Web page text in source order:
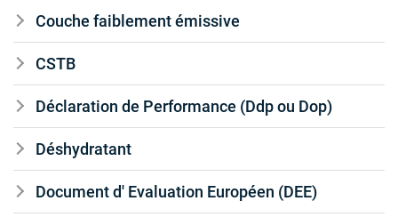
Couche faiblement émissive
CSTB
Déclaration de Performance (Ddp ou Dop)
Déshydratant
Document d' Evaluation Européen (DEE)